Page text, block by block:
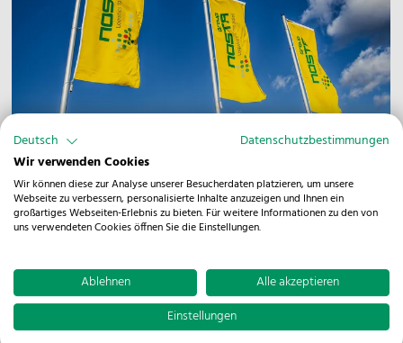
Unsere Niederlassung am Standort Amsterdam ist zum
internationalen Flughafens Amsterdam-Schiphol
gezogen. Das dynamische Team unserer
niederländischen Landesgesellschaft NOSTA Logistics
Deutsch
Datenschutzbestimmungen
Wir verwenden Cookies
Wir können diese zur Analyse unserer Besucherdaten platzieren, um unsere
Webseite zu verbessern, personalisierte Inhalte anzuzeigen und Ihnen ein
großartiges Webseiten-Erlebnis zu bieten. Für weitere Informationen zu den von
uns verwendeten Cookies öffnen Sie die Einstellungen.
Ablehnen
Alle akzeptieren
Einstellungen